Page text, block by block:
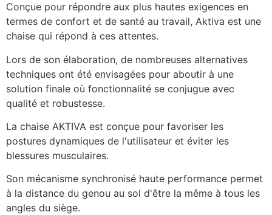
Conçue pour répondre aux plus hautes exigences en
termes de confort et de santé au travail, Aktiva est une
chaise qui répond à ces attentes.
Lors de son élaboration, de nombreuses alternatives
techniques ont été envisagées pour aboutir à une
solution finale où fonctionnalité se conjugue avec
qualité et robustesse.
La chaise AKTIVA est conçue pour favoriser les
postures dynamiques de l'utilisateur et éviter les
blessures musculaires.
Son mécanisme synchronisé haute performance permet
à la distance du genou au sol d'être la même à tous les
angles du siège.